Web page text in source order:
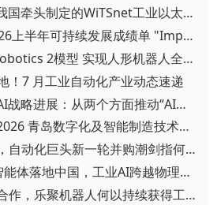
▪ 性能提升5至10倍 我国牵头制定的WiTSnet工业以太网国际标准正式发布
▪ 施耐德电气发布2026上半年可持续发展成绩单 "Impact 2030"路线图开局稳健
▪ 谷歌发布Gemini Robotics 2模型 实现人形机器人全身智能控制突破
！7 月工业自动化产业动态速递
▪ 汇川技术首次披露AI战略进展：从两个方面推动“AI业务化”落地
▪ 聚焦智造新机遇！2026 青岛数字化及智能制造技术论坛圆满落幕
▪ 相继宣布重磅收购，自动化巨头新一轮并购潮剑指何方？
▪ 西门子Eigen工程智能体落地中国，工业AI跨越物理世界“确定性”拐点
▪ 与哈金森达成战略合作，乐聚机器人何以持续获得工业巨头青睐？